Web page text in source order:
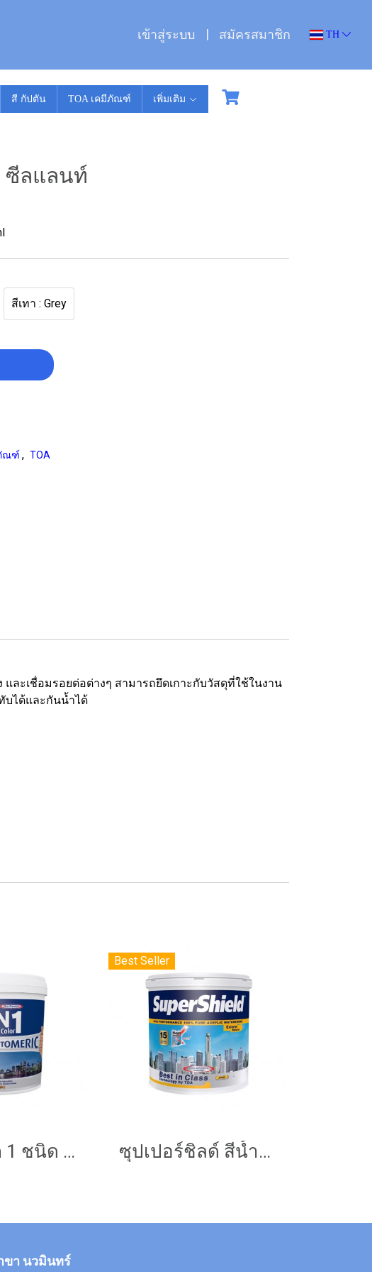
เข้าสู่ระบบ สมัครสมาชิก TH
สี กัปตัน TOA เคมีภัณฑ์ เพิ่มเติม
ซีลแลนท์
สีเทา : Grey
ณฑ์ , TOA
ะเชื่อมรอยต่อต่างๆ สามารถยึดเกาะกับวัสดุที่ใช้ในงาน
บได้และกันน้ำได้
ทีโอเอ 7 in 1 ชนิด กึ่งเงา
Best Seller
ซุปเปอร์ชิลด์ สีน้ำอะคริลิก ชนิดเนียน
ขา นวมินทร์